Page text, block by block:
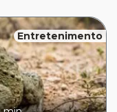
Entretenimento